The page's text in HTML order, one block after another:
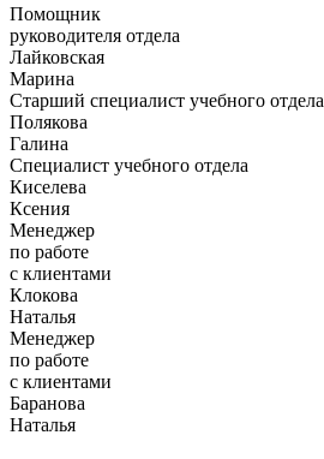
Помощник
руководителя отдела
Лайковская
Марина
Старший специалист учебного отдела
Полякова
Галина
Специалист учебного отдела
Киселева
Ксения
Менеджер
по работе
с клиентами
Клокова
Наталья
Менеджер
по работе
с клиентами
Баранова
Наталья